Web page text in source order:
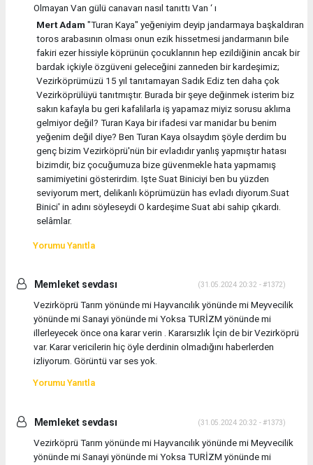
Olmayan Van gülü canavarı nasıl tanıttı Van ‘ ı
Mert Adam "Turan Kaya" yeğeniyim deyip jandarmaya başkaldıran
toros arabasının olması onun ezik hissetmesi jandarmanın bile
fakiri ezer hissiyle köprünün çocuklarının hep ezildiğinin ancak bir
bardak içkiyle özgüveni geleceğini zanneden bir kardeşimiz;
Vezirköprümüzü 15 yıl tanıtamayan Sadık Ediz ten daha çok
Vezirköprülüyü tanıtmıştır. Burada bir şeye değinmek isterim biz
sakın kafayla bu geri kafalilarla iş yapamaz miyiz sorusu aklıma
gelmiyor değil? Turan Kaya bir ifadesi var manidar bu benim
yeğenim değil diye? Ben Turan Kaya olsaydım şöyle derdim bu
genç bizim Vezirköprü'nün bir evladıdır yanlış yapmıştır hatası
bizimdir, biz çocuğumuza bize güvenmekle hata yapmamış
samimiyetini gösterirdim. Işte Suat Biniciyi ben bu yüzden
seviyorum mert, delikanlı köprümüzün has evladı diyorum.Suat
Binici' in adını söyleseydi O kardeşime Suat abi sahip çıkardı.
selâmlar.
Yorumu Yanıtla
Memleket sevdası (31.05.2024 20:32 - #1372)
Vezirköprü Tarım yönünde mi Hayvancılık yönünde mi Meyvecilik
yönünde mi Sanayi yönünde mi Yoksa TURİZM yönünde mi
illerleyecek önce ona karar verin . Kararsızlık İçin de bir Vezirköprü
var. Karar vericilerin hiç öyle derdinin olmadığını haberlerden
izliyorum. Görüntü var ses yok.
Yorumu Yanıtla
Memleket sevdası (31.05.2024 20:32 - #1373)
Vezirköprü Tarım yönünde mi Hayvancılık yönünde mi Meyvecilik
yönünde mi Sanayi yönünde mi Yoksa TURİZM yönünde mi